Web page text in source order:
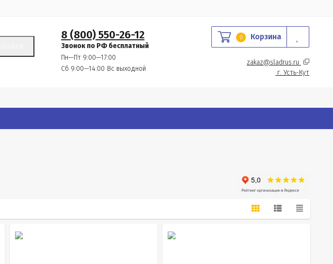
8 (800) 550-26-12
Звонок по РФ бесплатный
Пн—Пт 9:00—17:00
Сб 9:00—14:00 Вс выходной
0 Корзина
zakaz@sladrus.ru
г. Усть-Кут